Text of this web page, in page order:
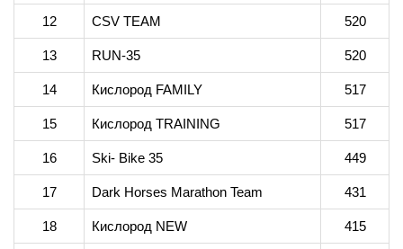
12 CSV TEAM 520
13 RUN-35 520
14 Кислород FAMILY 517
15 Кислород TRAINING 517
16 Ski- Bike 35 449
17 Dark Horses Marathon Team 431
18 Кислород NEW 415